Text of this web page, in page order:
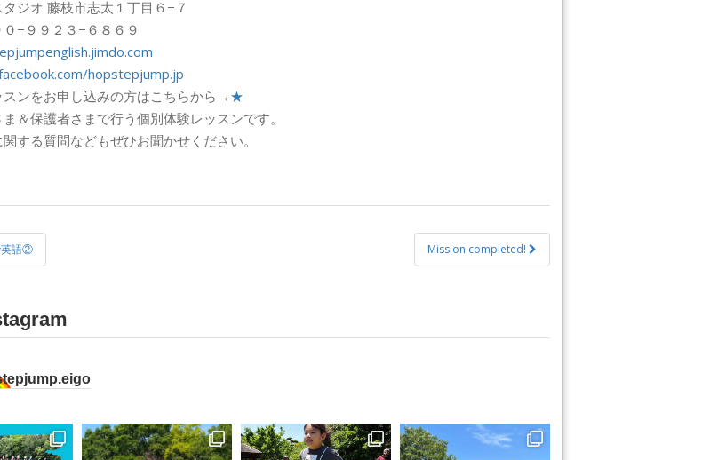
オ 藤枝市志太１丁目６−７
９２３−６８６９
hopstepjump.jp
ンをお申し込みの方はこちらから→ ★
＆保護者さまで行う個別体験レッスンです。
する質問などもぜひお聞かせください。
英語② Mission completed!